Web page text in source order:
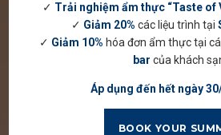
✓ Trải nghiệm ẩm thực “Taste of
✓ Giảm 20% các liệu trình tại
✓ Giảm 10% hóa đơn ẩm thực tại
bar của khách
Áp dụng đến hết ngày
BOOK YOUR